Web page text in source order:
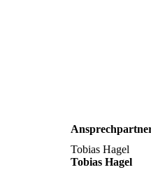
Tobias Hagel
Tobias Hagel